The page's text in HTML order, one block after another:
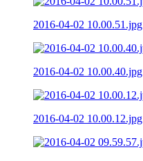
2016-04-02 10.00.51.jpg
2016-04-02 10.00.40.jpg
2016-04-02 10.00.12.jpg